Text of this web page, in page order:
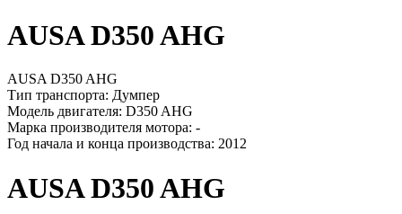
AUSA D350 AHG
AUSA D350 AHG
Тип транспорта: Думпер
Модель двигателя: D350 AHG
Марка производителя мотора: -
Год начала и конца производства: 2012
AUSA D350 AHG